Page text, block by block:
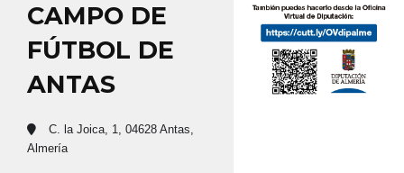
CAMPO DE
FÚTBOL DE
ANTAS
C. la Joica, 1, 04628 Antas,
Almería